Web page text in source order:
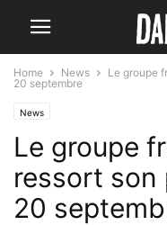
Home News
Le groupe
20 septembre
News
Le groupe
ressort son
20